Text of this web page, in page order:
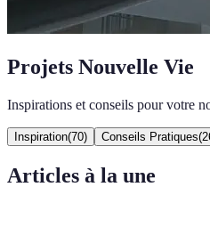
Projets Nouvelle Vie
Inspirations et conseils pour votre
Inspiration(70) Conseils Pratiques(
Articles à la une